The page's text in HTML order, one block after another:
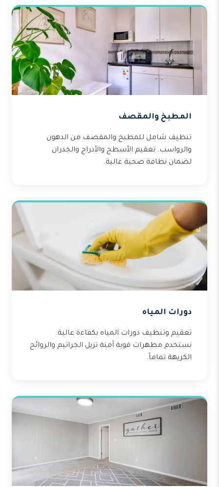
المطبخ والمقصف
تنظيف شامل للمطبخ والمقصف من الدهون
والرواسب. تعقيم الأسطح والأدراج والجدران
لضمان نظافة صحية عالية.
دورات المياه
تعقيم وتنظيف دورات المياه بكفاءة عالية.
نستخدم مطهرات قوية آمنة تزيل الجراثيم والروائح
الكريهة تماماً.